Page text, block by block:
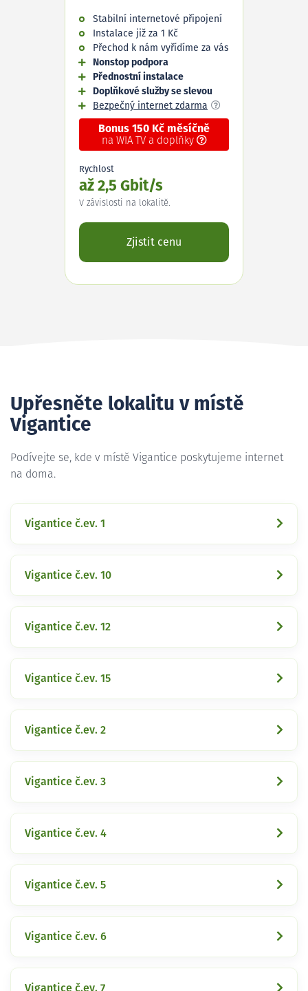
Stabilní internetové připojení
Instalace již za 1 Kč
Přechod k nám vyřídíme za vás
Nonstop podpora
Přednostní instalace
Doplňkové služby se slevou
Bezpečný internet zdarma
Bonus 150 Kč měsíčně
na WIA TV a doplňky
Rychlost
až 2,5 Gbit/s
V závislosti na lokalitě.
Zjistit cenu
Upřesněte lokalitu v místě
Vigantice
Podívejte se, kde v místě Vigantice poskytujeme internet
na doma.
Vigantice č.ev. 1
Vigantice č.ev. 10
Vigantice č.ev. 12
Vigantice č.ev. 15
Vigantice č.ev. 2
Vigantice č.ev. 3
Vigantice č.ev. 4
Vigantice č.ev. 5
Vigantice č.ev. 6
Vigantice č.ev. 7